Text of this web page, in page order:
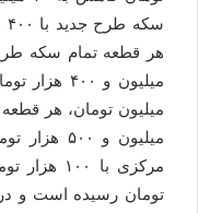
میلیون و
تومان رسیده است و